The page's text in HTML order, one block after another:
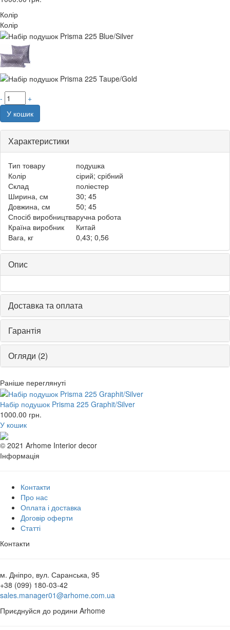
Колір
Колір
-
+
У кошик
Характеристики
Тип товару
подушка
Колір
сірий; срібний
Склад
поліестер
Ширина, см
30; 45
Довжина, см
50; 45
Спосіб виробництваручна робота
Країна виробник
Китай
Вага, кг
0,43; 0,56
Опис
Доставка та оплата
Гарантія
Огляди (2)
Раніше переглянуті
Набір подушок Prisma 225 Graphit/Silver
1000.00 грн.
У кошик
© 2021 Arhome Interior decor
Інформація
Контакти
Про нас
Оплата і доставка
Договір оферти
Статті
Контакти
м. Дніпро, вул. Саранська, 95
+38 (099) 180-03-42
sales.manager01@arhome.com.ua
Приєднуйся до родини Arhome